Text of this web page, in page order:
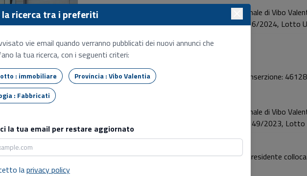
NR. 2 BENI
02/10/2026 - 11:00
Tribunale di Vibo
SENZA INCANTO
Proc. 6/2024, Lotto
Opifici
Vibo valentia (VV), Località aeroporto a sud
Prezzo base:
Codice inserzione:
Tribunale di Vibo
SENZA INCANTO
Proc. 49/2023, Lotto
Fabbricato
Mileto (VV), Vie pubbliche san vincenzo, via vice presidente
la ricerca tra i preferiti
vie email quando verranno pubblicati dei nuovi annunci che
la tua ricerca, con i seguenti criteri:
Tipo lotto : immobiliare
Provincia : Vibo Valentia
Tipologia : Fabbricati
la tua email per restare aggiornato
laprivacy policy